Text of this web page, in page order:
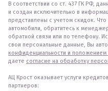
В соответствии со ст. 437 ГК РФ,
и создан исключительно в
представлены с учетом скидок.
автомобили, обратитесь к
обратной связи или по телефону.
свои персональные данные, Вы
конфиденциальности и
даете согласие на обработку
АЦ Крост оказывает услуги
партнеров: